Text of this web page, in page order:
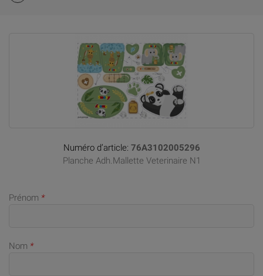
Numéro d’article: 76A3102005296
Planche Adh.Mallette Veterinaire N1
Prénom *
Nom *